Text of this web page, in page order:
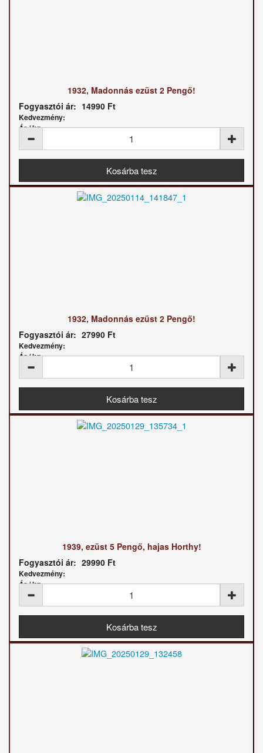
1932, Madonnás ezüst 2 Pengő!
Fogyasztói ár: 14990 Ft
Kedvezmény:
Ár / kg:
1932, Madonnás ezüst 2 Pengő!
Fogyasztói ár: 27990 Ft
Kedvezmény:
Ár / kg:
1939, ezüst 5 Pengő, hajas Horthy!
Fogyasztói ár: 29990 Ft
Kedvezmény:
Ár / kg: